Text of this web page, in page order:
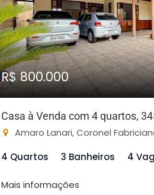
R$ 800.000
Casa à Venda com 4 quartos,
Amaro Lanari, Coronel
4 Quartos
3 Banheiros 4
Mais informações